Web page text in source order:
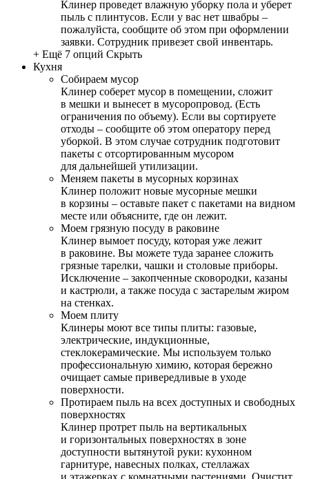
Клинер проведет влажную уборку пола и уберет
пыль с плинтусов. Если у вас нет швабры –
пожалуйста, сообщите об этом при оформлении
заявки. Сотрудник привезет свой инвентарь.
+ Ещё 7 опций Скрыть
Кухня
Собираем мусор
Клинер соберет мусор в помещении, сложит
в мешки и вынесет в мусоропровод. (Есть
ограничения по объему). Если вы сортируете
отходы – сообщите об этом оператору перед
уборкой. В этом случае сотрудник подготовит
пакеты с отсортированным мусором
для дальнейшей утилизации.
Меняем пакеты в мусорных корзинах
Клинер положит новые мусорные мешки
в корзины – оставьте пакет с пакетами на видном
месте или объясните, где он лежит.
Моем грязную посуду в раковине
Клинер вымоет посуду, которая уже лежит
в раковине. Вы можете туда заранее сложить
грязные тарелки, чашки и столовые приборы.
Исключение – закопченные сковородки, казаны
и кастрюли, а также посуда с застарелым жиром
на стенках.
Моем плиту
Клинеры моют все типы плиты: газовые,
электрические, индукционные,
стеклокерамические. Мы используем только
профессиональную химию, которая бережно
очищает самые привередливые в уходе
поверхности.
Протираем пыль на всех доступных и свободных
поверхностях
Клинер протрет пыль на вертикальных
и горизонтальных поверхностях в зоне
доступности вытянутой руки: кухонном
гарнитуре, навесных полках, стеллажах
и этажерках с комнатными растениями. Очистит